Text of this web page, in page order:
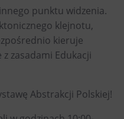
punktu widzenia.
klejnotu,
kieruje
zasadami Edukacji
Abstrakcji Polskiej!